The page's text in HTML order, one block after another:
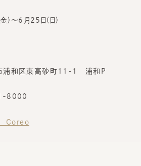
)～6月25日(日)
浦和区東高砂町11-1 浦和P
8000
Coreo